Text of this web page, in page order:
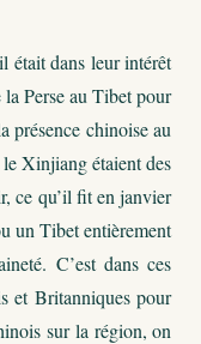
était dans leur intérêt
Perse au Tibet pour
présence chinoise au
Xinjiang étaient des
ce qu’il fit en janvier
un Tibet entièrement
C’est dans ces
et Britanniques pour
sur la région, on